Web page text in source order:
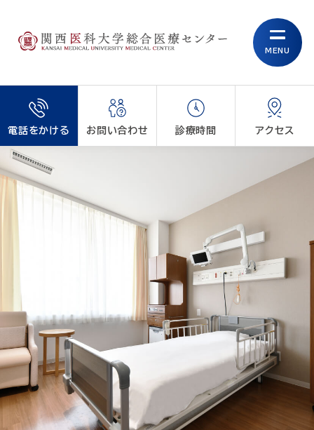
MENU
電話をかける お問い合わせ 診療時間 アクセス